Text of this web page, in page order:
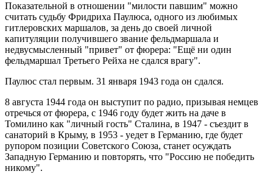
Показательной в отношении "милости павшим" можно
считать судьбу Фридриха Паулюса, одного из любимых
гитлеровских маршалов, за день до своей личной
капитуляции получившего звание фельдмаршала и
недвусмысленный "привет" от фюрера: "Ещё ни один
фельдмаршал Третьего Рейха не сдался врагу".
Паулюс стал первым. 31 января 1943 года он сдался.
8 августа 1944 года он выступит по радио, призывая немцев
отречься от фюрера, с 1946 году будет жить на даче в
Томилино как "личный гость" Сталина, в 1947 - съездит в
санаторий в Крыму, в 1953 - уедет в Германию, где будет
рупором позиции Советского Союза, станет осуждать
Западную Германию и повторять, что "Россию не победить
никому".